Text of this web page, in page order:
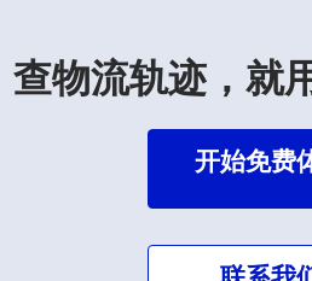
查物流轨迹，就
开始免费